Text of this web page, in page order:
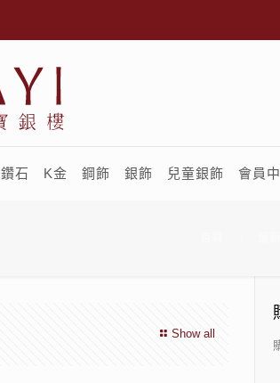
鑽石 K金 鋼飾 銀飾 兒童銀飾 會員
Show all